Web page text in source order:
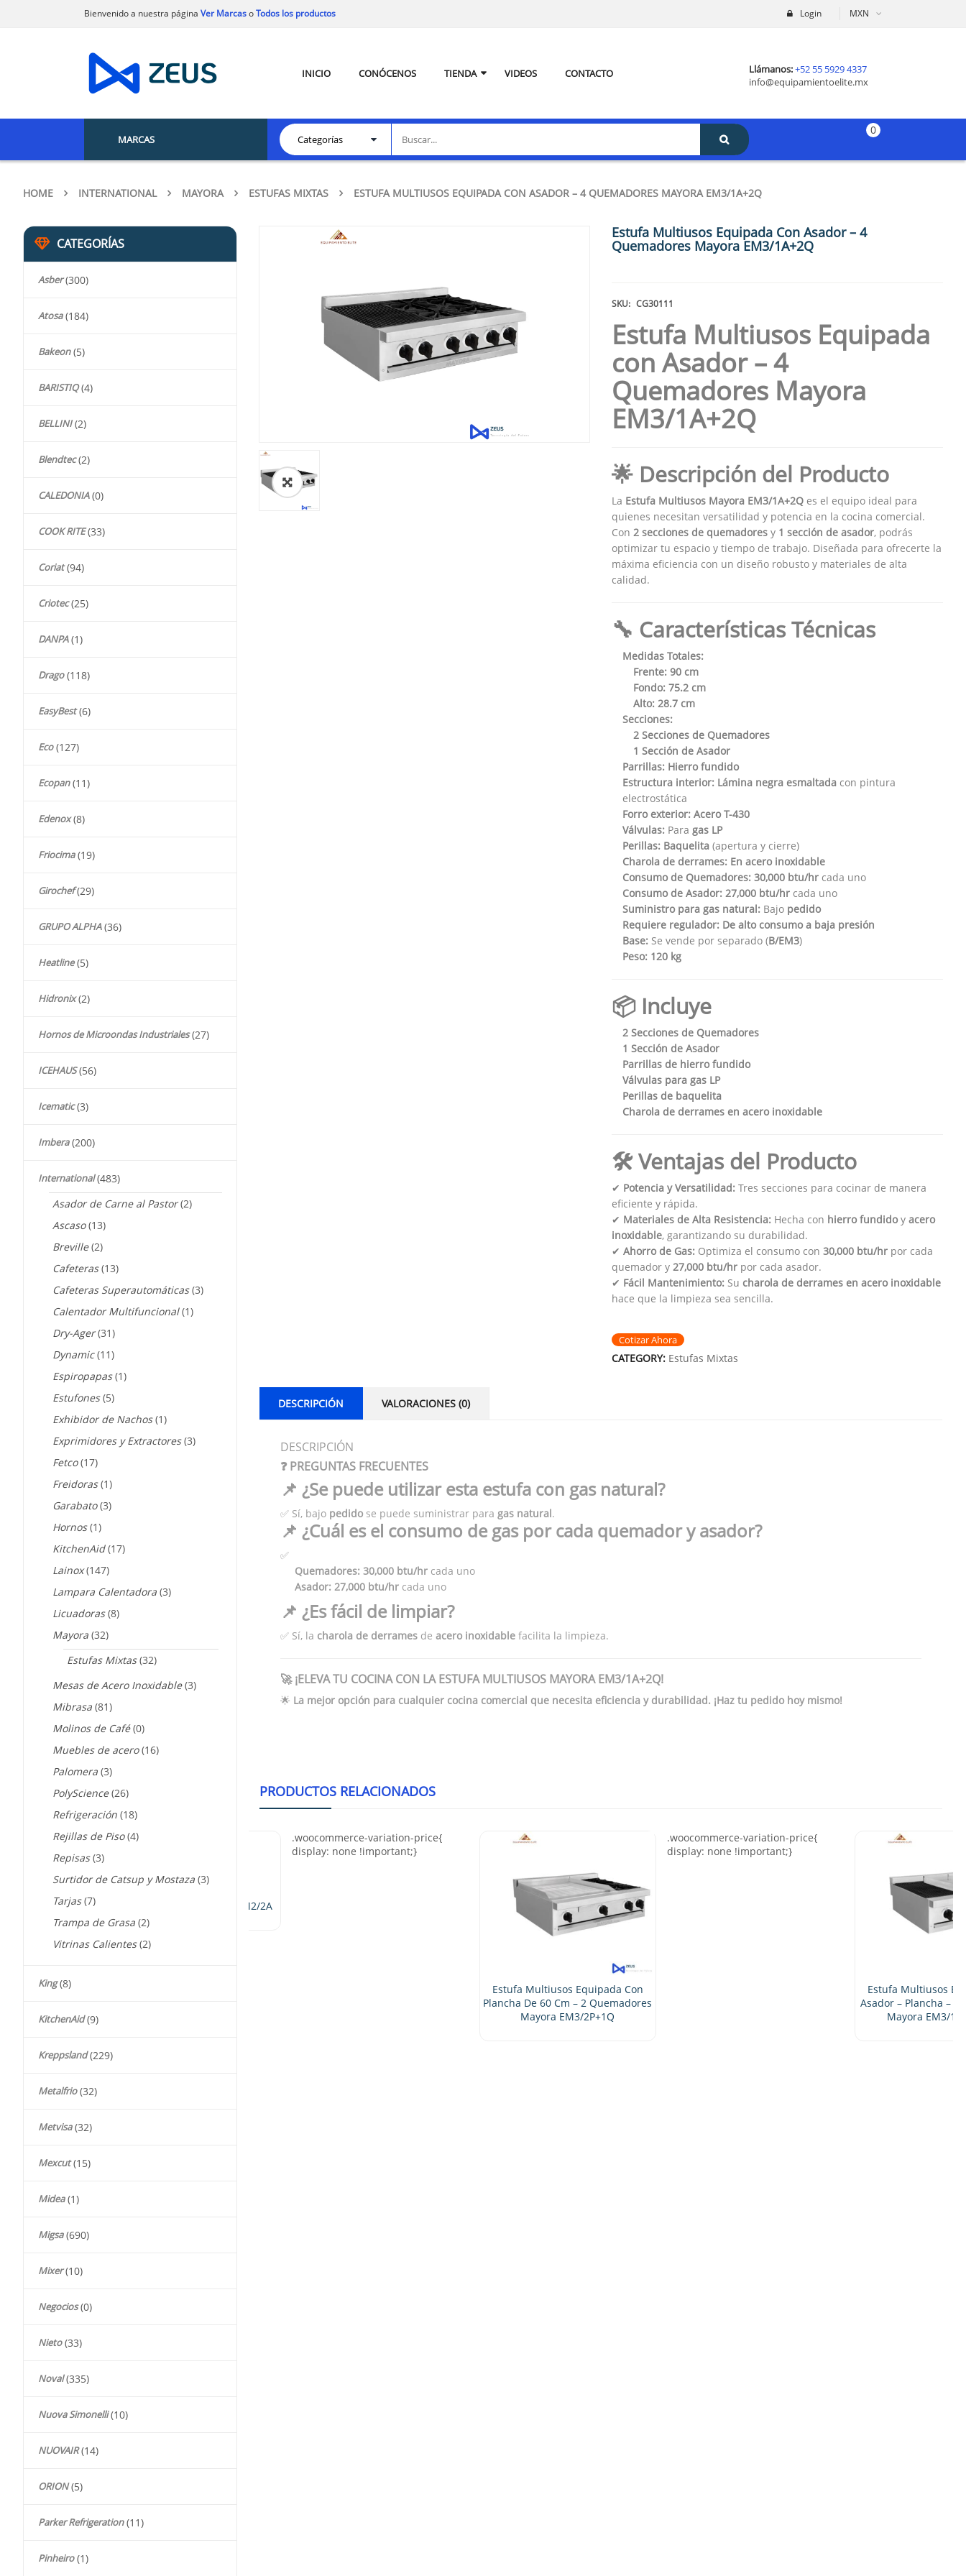
MXN
Login
Bienvenido a nuestra página Ver MarcasoTodos los productos
INICIO CONÓCENOS TIENDA VIDEOS CONTACTO Llámanos:+52 55 5929 4337
info@equipamientoelite.mx
MARCAS
0
HOME INTERNATIONAL MAYORA ESTUFAS MIXTAS ESTUFA MULTIUSOS EQUIPADA CON ASADOR – 4 QUEMADORES MAYORA EM3/1A+2Q
CATEGORÍAS
Asber (300)
Atosa (184)
Bakeon (5)
BARISTIQ (4)
BELLINI (2)
Blendtec (2)
CALEDONIA (0)
COOK RITE (33)
Coriat (94)
Criotec (25)
DANPA (1)
Drago (118)
EasyBest (6)
Eco (127)
Ecopan (11)
Edenox (8)
Friocima (19)
Girochef (29)
GRUPO ALPHA (36)
Heatline (5)
Hidronix (2)
Hornos de Microondas Industriales (27)
ICEHAUS (56)
Icematic (3)
Imbera (200)
International (483)
Asador de Carne al Pastor (2)
Ascaso (13)
Breville (2)
Cafeteras (13)
Cafeteras Superautomáticas (3)
Calentador Multifuncional (1)
Dry-Ager (31)
Dynamic (11)
Espiropapas (1)
Estufones (5)
Exhibidor de Nachos (1)
Exprimidores y Extractores (3)
Fetco (17)
Freidoras (1)
Garabato (3)
Hornos (1)
KitchenAid (17)
Lainox (147)
Lampara Calentadora (3)
Licuadoras (8)
Mayora (32)
Estufas Mixtas (32)
Mesas de Acero Inoxidable (3)
Mibrasa (81)
Molinos de Café (0)
Muebles de acero (16)
Palomera (3)
PolyScience (26)
Refrigeración (18)
Rejillas de Piso (4)
Repisas (3)
Surtidor de Catsup y Mostaza (3)
Tarjas (7)
Trampa de Grasa (2)
Vitrinas Calientes (2)
King (8)
KitchenAid (9)
Kreppsland (229)
Metalfrio (32)
Metvisa (32)
Mexcut (15)
Midea (1)
Migsa (690)
Mixer (10)
Negocios (0)
Nieto (33)
Noval (335)
Nuova Simonelli (10)
NUOVAIR (14)
ORION (5)
Parker Refrigeration (11)
Pinheiro (1)
🔍
Estufa Multiusos Equipada Con Asador – 4
Quemadores Mayora EM3/1A+2Q
SKU: CG30111
Estufa Multiusos Equipada
con Asador – 4
Quemadores Mayora
EM3/1A+2Q
🌟 Descripción del Producto
La Estufa Multiusos Mayora EM3/1A+2Qes el equipo ideal para
quienes necesitan versatilidad y potencia en la cocina comercial.
Con 2 secciones de quemadoresy 1 sección de asador, podrás
optimizar tu espacio y tiempo de trabajo. Diseñada para ofrecerte la
máxima eficiencia con un diseño robusto y materiales de alta
calidad.
🔧 Características Técnicas
Medidas Totales:
Frente: 90 cm
Fondo: 75.2 cm
Alto: 28.7 cm
Secciones:
2 Secciones de Quemadores
1 Sección de Asador
Parrillas: Hierro fundido
Estructura interior: Lámina negra esmaltadacon pintura
electrostática
Forro exterior: Acero T-430
Válvulas:Para gas LP
Perillas: Baquelita(apertura y cierre)
Charola de derrames: En acero inoxidable
Consumo de Quemadores: 30,000 btu/hrcada uno
Consumo de Asador: 27,000 btu/hrcada uno
Suministro para gas natural:Bajo pedido
Requiere regulador: De alto consumo a baja presión
Base:Se vende por separado (B/EM3)
Peso: 120 kg
📦 Incluye
2 Secciones de Quemadores
1 Sección de Asador
Parrillas de hierro fundido
Válvulas para gas LP
Perillas de baquelita
Charola de derrames en acero inoxidable
🛠️ Ventajas del Producto
✔ Potencia y Versatilidad:Tres secciones para cocinar de manera
eficiente y rápida.
✔ Materiales de Alta Resistencia:Hecha con hierro fundidoy acero
inoxidable, garantizando su durabilidad.
✔ Ahorro de Gas:Optimiza el consumo con 30,000 btu/hrpor cada
quemador y 27,000 btu/hrpor cada asador.
✔ Fácil Mantenimiento:Su charola de derrames en acero inoxidable
hace que la limpieza sea sencilla.
Cotizar Ahora
CATEGORY: Estufas Mixtas
DESCRIPCIÓN VALORACIONES (0)
DESCRIPCIÓN
❓ PREGUNTAS FRECUENTES
📌 ¿Se puede utilizar esta estufa con gas natural?
✅ Sí, bajo pedidose puede suministrar para gas natural.
📌 ¿Cuál es el consumo de gas por cada quemador y asador?
✅
Quemadores: 30,000 btu/hrcada uno
Asador: 27,000 btu/hrcada uno
📌 ¿Es fácil de limpiar?
✅ Sí, la charola de derramesde acero inoxidablefacilita la limpieza.
🚀 ¡ELEVA TU COCINA CON LA ESTUFA MULTIUSOS MAYORA EM3/1A+2Q!
🌟 La mejor opción para cualquier cocina comercial que necesita eficiencia y durabilidad. ¡Haz tu pedido hoy mismo!
PRODUCTOS RELACIONADOS
Asador De 60cm. Mayora EM2/2A
Estufa Multiusos Equipada Con
Plancha De 60 Cm – 2 Quemadores
Estufa Multiusos Equipada Con
Asador – Plancha – 2 Quemadores
Mayora EM3/1A+1P+1Q